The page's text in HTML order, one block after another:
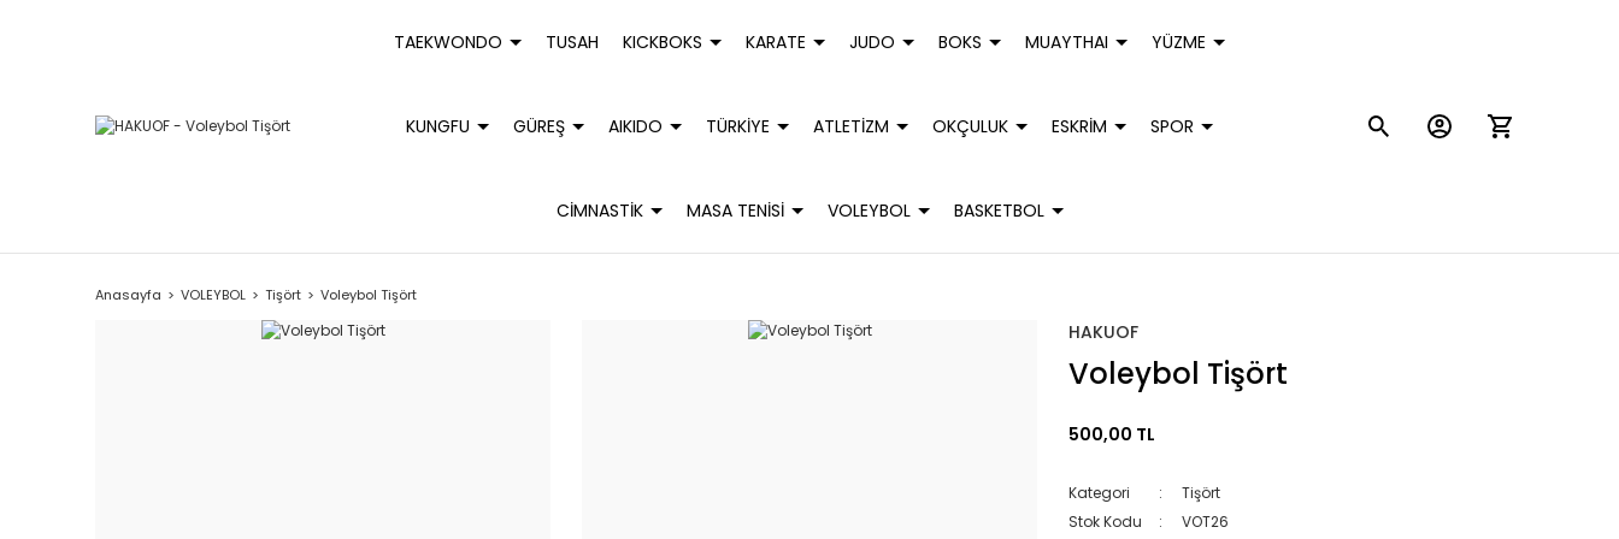
TAEKWONDO TUSAH KICKBOKS KARATE JUDO BOKS MUAYTHAI YÜZME
KUNGFU GÜREŞ AIKIDO TÜRKİYE ATLETİZM OKÇULUK ESKRİM SPOR
CİMNASTİK MASA TENİSİ VOLEYBOL BASKETBOL
Anasayfa VOLEYBOL Tişört Voleybol Tişört
HAKUOF
Voleybol Tişört
500,00 TL
Kategori
Tişört
Stok Kodu
VOT26